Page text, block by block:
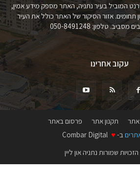
המוביל בעיר נתניה, האתר מספק מידע אמין,
תחומים. אזור הסיקור של האתר כולל את העיר
טלפון: 050-8491248
עקוב אחרינו
תקנון אתר
פרסום באתר
ב- ♥
שמורות נתניה און ליין